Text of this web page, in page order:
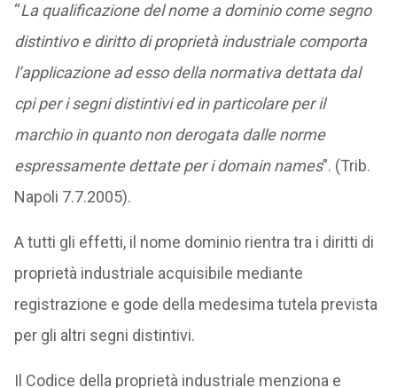
“La qualificazione del nome a dominio come segno
distintivo e diritto di proprietà industriale comporta
l’applicazione ad esso della normativa dettata dal
cpi per i segni distintivi ed in particolare per il
marchio in quanto non derogata dalle norme
espressamente dettate per i domain names”. (Trib.
Napoli 7.7.2005).
A tutti gli effetti, il nome dominio rientra tra i diritti di
proprietà industriale acquisibile mediante
registrazione e gode della medesima tutela prevista
per gli altri segni distintivi.
Il Codice della proprietà industriale menziona e